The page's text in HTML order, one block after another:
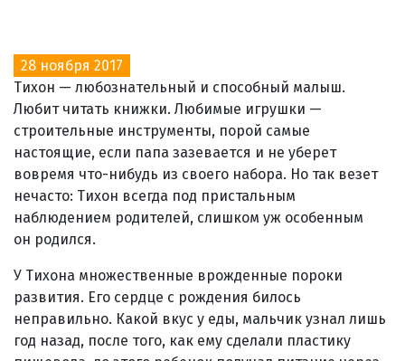
28 ноября 2017
Тихон — любознательный и способный малыш.
Любит читать книжки. Любимые игрушки —
строительные инструменты, порой самые
настоящие, если папа зазевается и не уберет
вовремя что-нибудь из своего набора. Но так везет
нечасто: Тихон всегда под пристальным
наблюдением родителей, слишком уж особенным
он родился.
У Тихона множественные врожденные пороки
развития. Его сердце с рождения билось
неправильно. Какой вкус у еды, мальчик узнал лишь
год назад, после того, как ему сделали пластику